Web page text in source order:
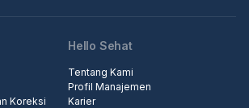
Koreksi
Hello Sehat
Tentang Kami
Profil Manajemen
Karier